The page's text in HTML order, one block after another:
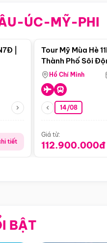
ÚC-MỸ-PHI
bật
|
tiết
Tour Mỹ Mùa Hè
Thành Phố Sôi
Thiên Nhiên Mỹ
Hồ Chí Minh
14/08
Giá từ:
112.900.000đ
BẬT